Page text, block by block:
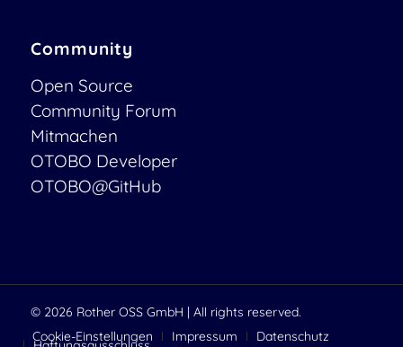
Community
Open Source
Community Forum
Mitmachen
OTOBO Developer
OTOBO@GitHub
© 2026 Rother OSS GmbH | All rights reserved.
Cookie-Einstellungen
Impressum Datenschutz